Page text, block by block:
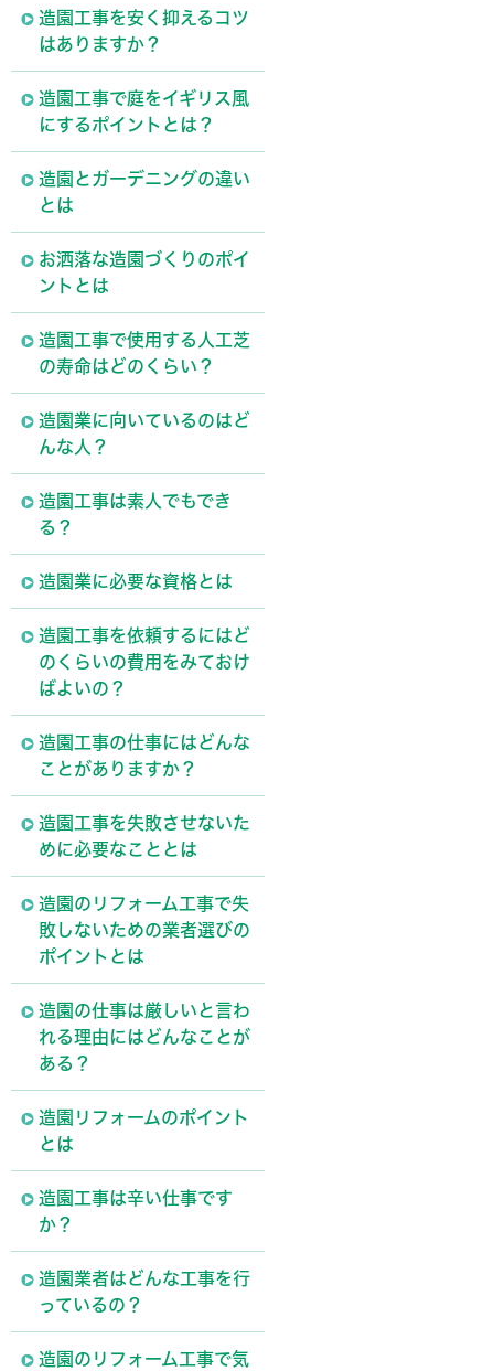
造園工事を安く抑えるコツ
はありますか？
造園工事で庭をイギリス風
にするポイントとは？
造園とガーデニングの違い
とは
お洒落な造園づくりのポイ
ントとは
造園工事で使用する人工芝
の寿命はどのくらい？
造園業に向いているのはど
んな人？
造園工事は素人でもでき
る？
造園業に必要な資格とは
造園工事を依頼するにはど
のくらいの費用をみておけ
ばよいの？
造園工事の仕事にはどんな
ことがありますか？
造園工事を失敗させないた
めに必要なこととは
造園のリフォーム工事で失
敗しないための業者選びの
ポイントとは
造園の仕事は厳しいと言わ
れる理由にはどんなことが
ある？
造園リフォームのポイント
とは
造園工事は辛い仕事です
か？
造園業者はどんな工事を行
っているの？
造園のリフォーム工事で気